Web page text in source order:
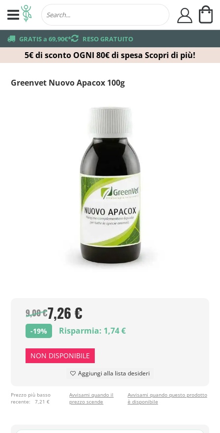
5€ di sconto OGNI 80€ di spesa Scopri di più!
truck GRATIS a 69,90€*returns RESO GRATUITO
user
Greenvet Nuovo Apacox 100g
9,00 €7,26 €
-19% Risparmia: 1,74 €
NON DISPONIBILE
Aggiungi alla lista desideri
Prezzo più basso
recente:
7,21 €
Avvisami quando il
prezzo scende
Avvisami quando questo prodotto
è disponibile